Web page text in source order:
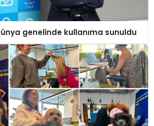
genelinde kullanıma sunuldu